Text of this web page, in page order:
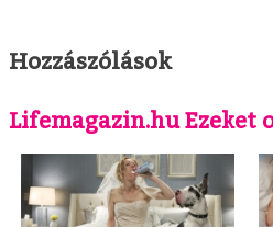
Hozzászólások
Lifemagazin.hu Ezeket